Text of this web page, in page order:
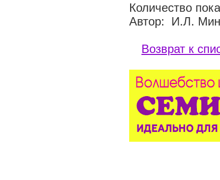
Количество
Автор: И.Л.
Возврат к